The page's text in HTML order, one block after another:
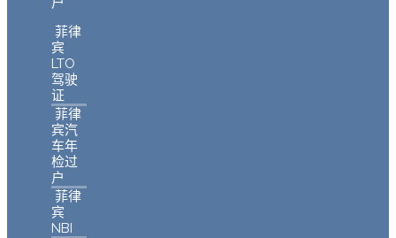
菲律
宾
LTO
驾驶
证
菲律
宾汽
车年
检过
户
菲律
宾
NBI